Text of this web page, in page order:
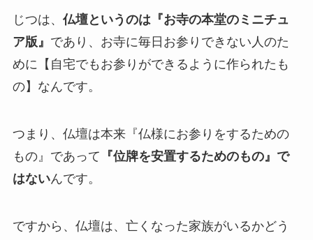
じつは、 仏壇というのは『お寺の本堂のミニチュ
ア版』 であり、お寺に毎日お参りできない人のた
めに【自宅でもお参りができるように作られたも
の】なんです。
つまり、仏壇は本来『仏様にお参りをするための
もの』であって 『位牌を安置するためのもの』で
はないんです。
ですから、仏壇は、亡くなった家族がいるかどう